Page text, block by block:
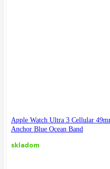
Apple Watch Ultra 3 Cellular
Anchor Blue Ocean Band
skladom